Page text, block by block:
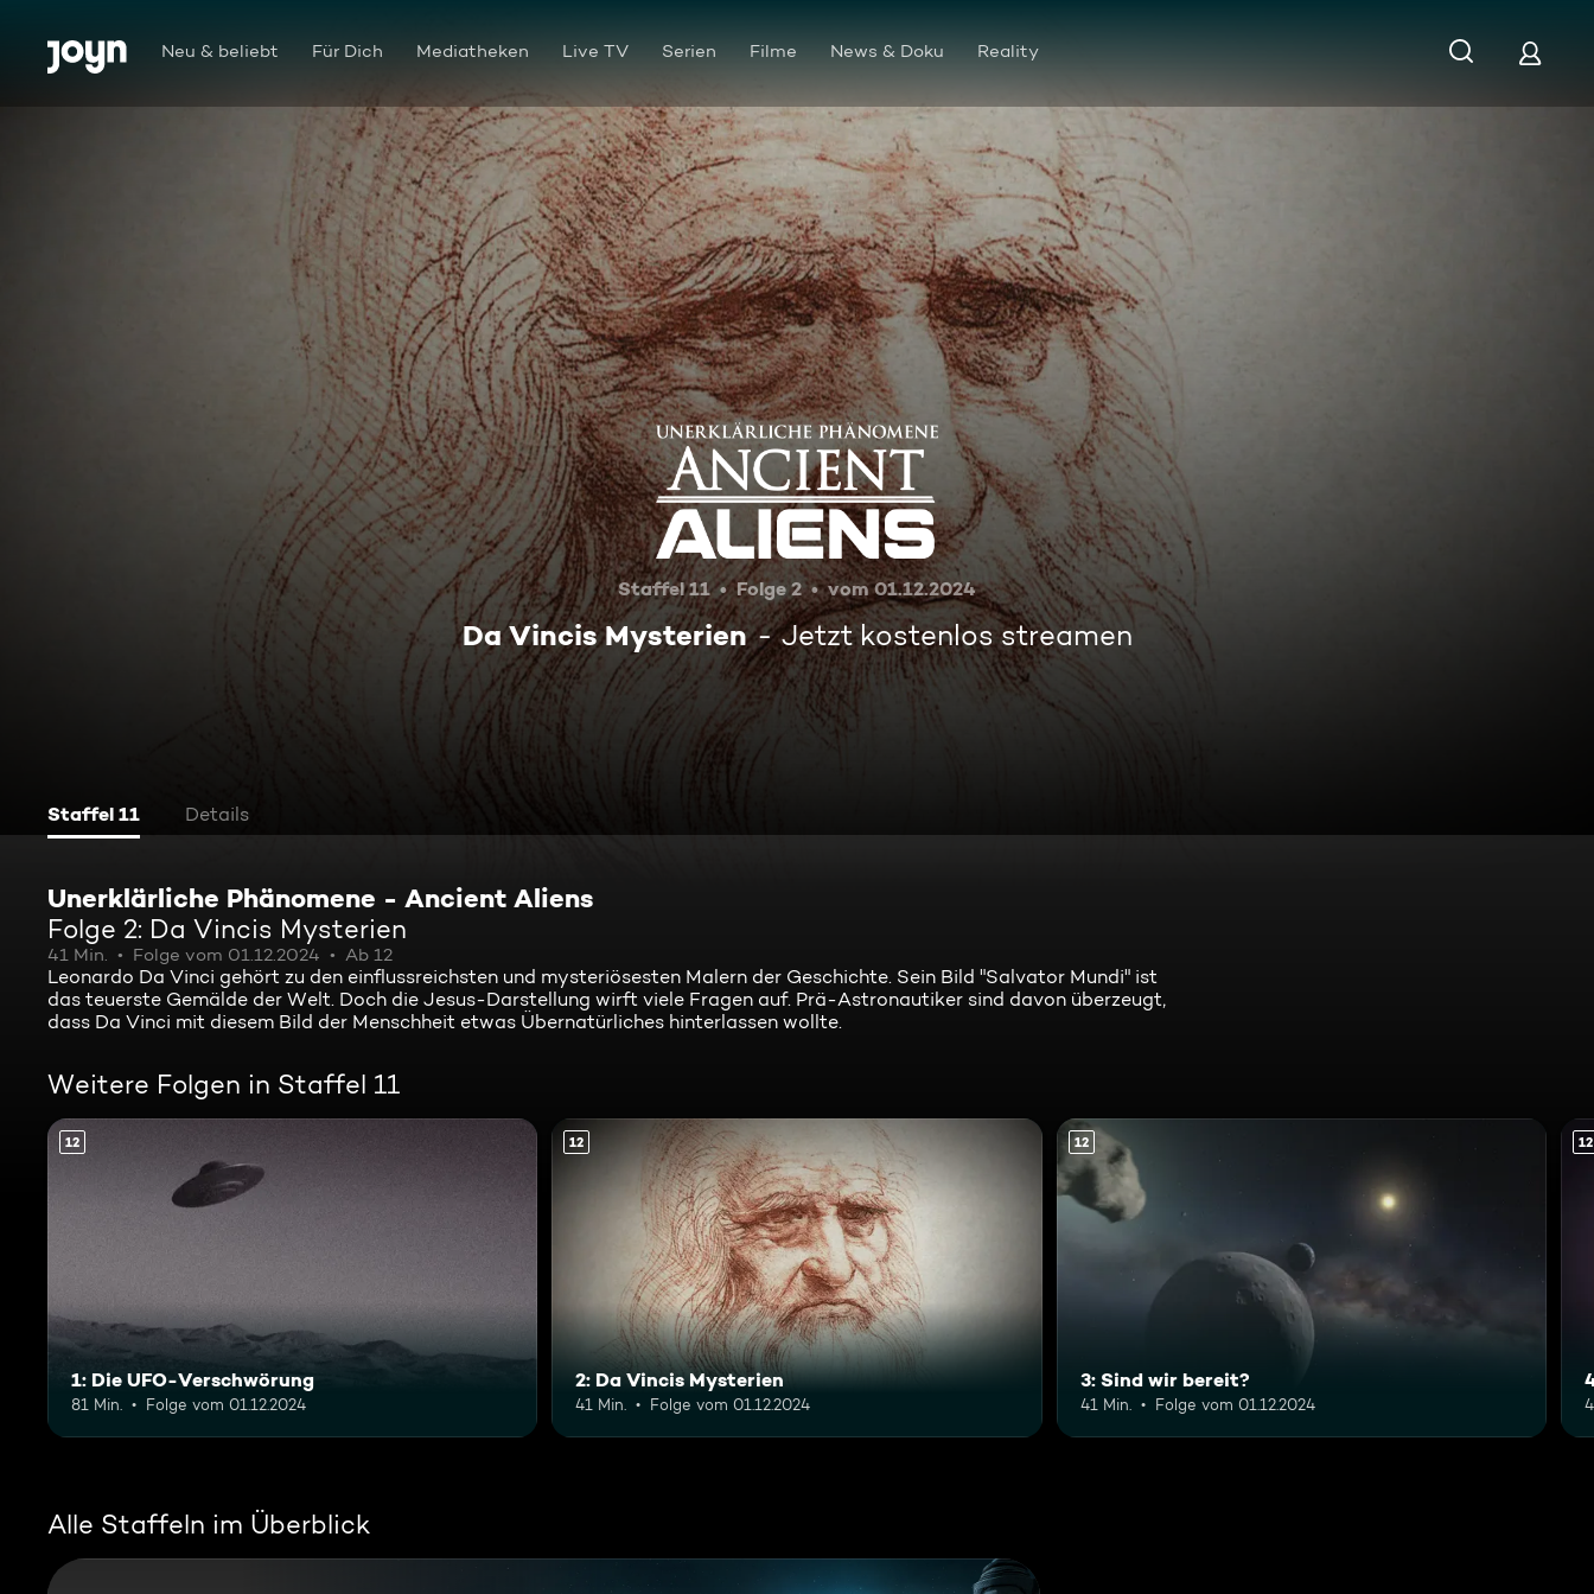
Zum Inhalt springen
Barrierefrei Neu & beliebt Für Dich Mediatheken Live TV Serien Filme News & Doku Reality
Da Vincis Mysterien
Staffel 11 Folge 2 vom 01.12.2024
Da Vincis Mysterien Jetzt kostenlos streamen
Staffel 11 Details
Unerklärliche Phänomene - Ancient Aliens
Folge 2: Da Vincis Mysterien
41 Min. Folge vom 01.12.2024 Ab 12
Leonardo Da Vinci gehört zu den einflussreichsten und mysteriösesten Malern der Geschichte. Sein Bild "Salvator Mundi" ist
das teuerste Gemälde der Welt. Doch die Jesus-Darstellung wirft viele Fragen auf. Prä-Astronautiker sind davon überzeugt,
dass Da Vinci mit diesem Bild der Menschheit etwas Übernatürliches hinterlassen wollte.
Weitere Folgen in Staffel 11
12
1: Die UFO-Verschwörung
81 Min. Folge vom 01.12.2024
12
2: Da Vincis Mysterien
41 Min. Folge vom 01.12.2024
12
3: Sind wir bereit?
41 Min. Folge vom 01.12.2024
12
Alle Staffeln im Überblick